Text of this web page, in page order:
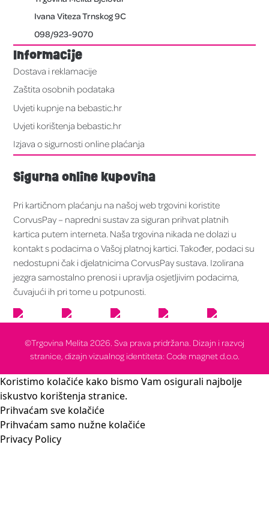
Ivana Viteza Trnskog 9C
098/923-9070
Informacije
Dostava i reklamacije
Zaštita osobnih podataka
Uvjeti kupnje na bebastic.hr
Uvjeti korištenja bebastic.hr
Izjava o sigurnosti online plaćanja
Sigurna online kupovina
Pri kartičnom plaćanju na našoj web trgovini koristite
CorvusPay – napredni sustav za siguran prihvat platnih
kartica putem interneta. Naša trgovina nikada ne dolazi u
kontakt s podacima o Vašoj platnoj kartici. Također, podaci su
nedostupni čak i djelatnicima CorvusPay sustava. Izolirana
jezgra samostalno prenosi i upravlja osjetljivim podacima,
čuvajući ih pri tome u potpunosti.
©Trgovina Melita 2026. Sva prava pridržana. Dizajn i razvoj
stranice, dizajn vizualnog identiteta: Code magnet d.o.o.
Koristimo kolačiće kako bismo Vam osigurali najbolje
iskustvo korištenja stranice.
Prihvaćam sve kolačiće
Prihvaćam samo nužne kolačiće
Privacy Policy